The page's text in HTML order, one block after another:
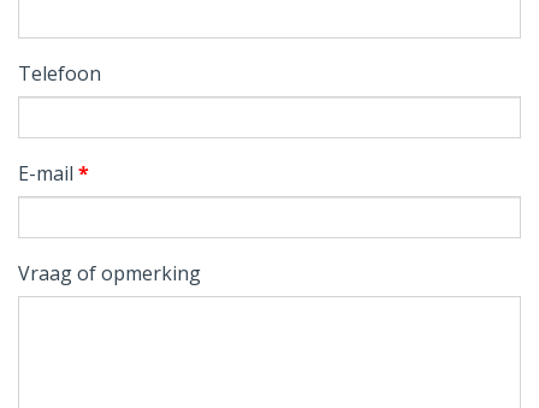
Telefoon
E-mail *
Vraag of opmerking